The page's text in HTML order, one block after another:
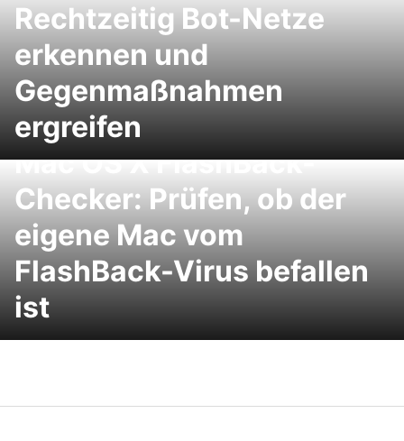
Rechtzeitig Bot-Netze
erkennen und
Gegenmaßnahmen
ergreifen
Mac OS X FlashBack-
Checker: Prüfen, ob der
eigene Mac vom
FlashBack-Virus befallen
ist